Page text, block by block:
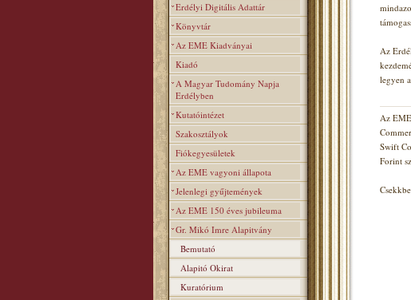
Erdélyi Digitális Adattár
Könyvtár
Az EME Kiadványai
Kiadó
A Magyar Tudomány Napja
Erdélyben
Kutatóintézet
Szakosztályok
Fiókegyesületek
Az EME vagyoni állapota
Jelenlegi gyűjtemények
Az EME 150 éves jubileuma
Gr. Mikó Imre Alapitvány
Bemutató
Alapitó Okirat
Kuratórium
Az
legyen
Az
Swift
Forint